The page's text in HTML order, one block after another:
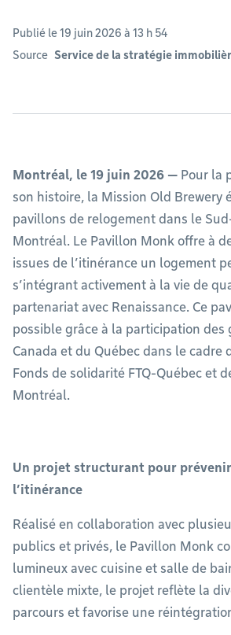
Publié le 19 juin 2026 à 13 h 54
Source Service de la stratégie
Montréal, le 19 juin 2026 — Pour la
son histoire, la Mission Old Brewery
pavillons de relogement dans le
Montréal. Le Pavillon Monk offre à
issues de l’itinérance un logement
s’intégrant activement à la vie de
partenariat avec Renaissance. Ce
possible grâce à la participation des
Canada et du Québec dans le cadre
Fonds de solidarité FTQ-Québec et
Montréal.
Un projet structurant pour
l’itinérance
Réalisé en collaboration avec
publics et privés, le Pavillon Monk
lumineux avec cuisine et salle de
clientèle mixte, le projet reflète la
parcours et favorise une